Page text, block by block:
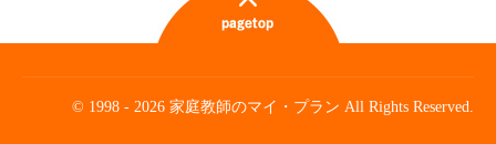
© 1998 - 2026 家庭教師のマイ・プラン All Rights Reserved.